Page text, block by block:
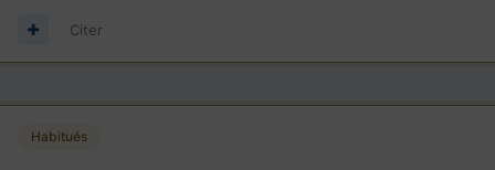
aucune problème ???
Citer
Habitués